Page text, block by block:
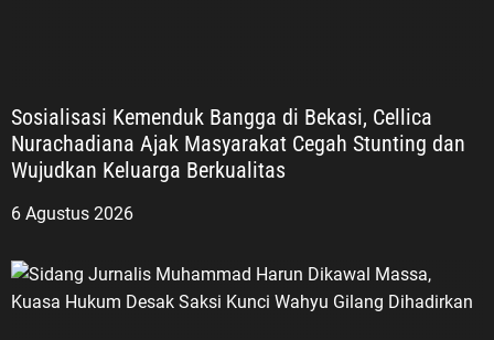
Sosialisasi Kemenduk Bangga di Bekasi, Cellica
Nurachadiana Ajak Masyarakat Cegah Stunting dan
Wujudkan Keluarga Berkualitas
6 Agustus 2026